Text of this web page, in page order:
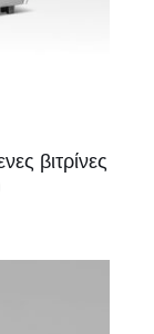
βιτρίνες